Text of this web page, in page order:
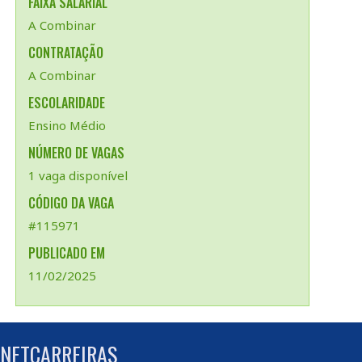
A Combinar
CONTRATAÇÃO
A Combinar
ESCOLARIDADE
Ensino Médio
NÚMERO DE VAGAS
1 vaga disponível
CÓDIGO DA VAGA
#115971
PUBLICADO EM
11/02/2025